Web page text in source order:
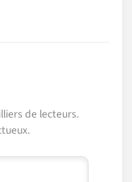
de lecteurs.